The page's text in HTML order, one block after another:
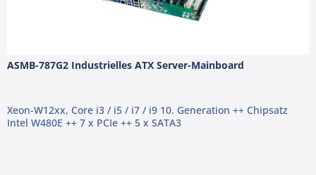
ASMB-787G2 Industrielles ATX Server-Mainboard
Xeon-W12xx, Core i3 / i5 / i7 / i9 10. Generation ++ Chipsatz
Intel W480E ++ 7 x PCIe ++ 5 x SATA3